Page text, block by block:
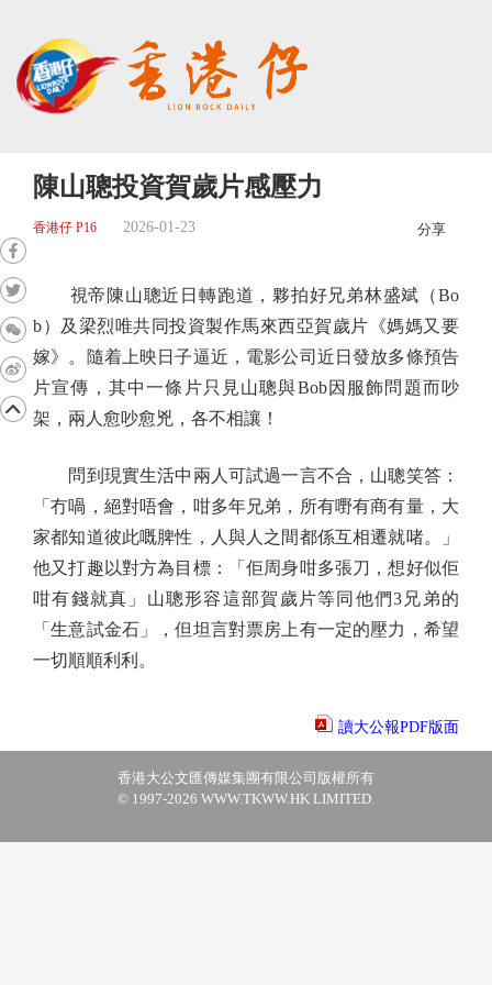
陳山聰投資賀歲片感壓力
香港仔 P16 2026-01-23 分享
視帝陳山聰近日轉跑道，夥拍好兄弟林盛斌（Bo
b）及梁烈唯共同投資製作馬來西亞賀歲片《媽媽又要
嫁》。隨着上映日子逼近，電影公司近日發放多條預告
片宣傳，其中一條片只見山聰與Bob因服飾問題而吵
架，兩人愈吵愈兇，各不相讓！
問到現實生活中兩人可試過一言不合，山聰笑答：
「冇喎，絕對唔會，咁多年兄弟，所有嘢有商有量，大
家都知道彼此嘅脾性，人與人之間都係互相遷就啫。」
他又打趣以對方為目標：「佢周身咁多張刀，想好似佢
咁有錢就真」山聰形容這部賀歲片等同他們3兄弟的
「生意試金石」，但坦言對票房上有一定的壓力，希望
一切順順利利。
讀大公報PDF版面
香港大公文匯傳媒集團有限公司版權所有
© 1997-2026 WWW.TKWW.HK LIMITED.